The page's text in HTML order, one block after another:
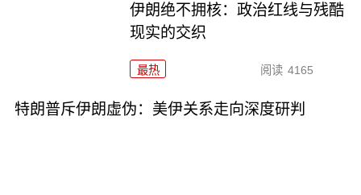
伊朗绝不拥核：政治红线与残酷
现实的交织
最热 阅读 4165
特朗普斥伊朗虚伪：美伊关系走向深度研判